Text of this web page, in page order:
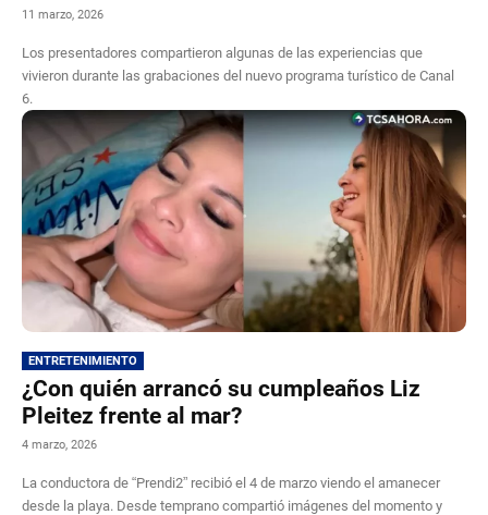
11 marzo, 2026
Los presentadores compartieron algunas de las experiencias que
vivieron durante las grabaciones del nuevo programa turístico de Canal
6.
ENTRETENIMIENTO
¿Con quién arrancó su cumpleaños Liz
Pleitez frente al mar?
4 marzo, 2026
La conductora de “Prendi2” recibió el 4 de marzo viendo el amanecer
desde la playa. Desde temprano compartió imágenes del momento y